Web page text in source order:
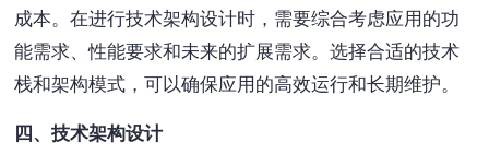
成本。在进行技术架构设计时，需要综合考虑应用的功
能需求、性能要求和未来的扩展需求。选择合适的技术
栈和架构模式，可以确保应用的高效运行和长期维护。
四、技术架构设计